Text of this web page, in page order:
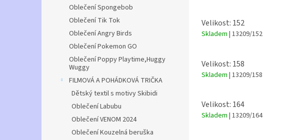
Oblečení Spongebob
Oblečení Tik Tok
Oblečení Angry Birds
Oblečení Pokemon GO
Oblečení Poppy Playtime,Huggy
Wuggy
FILMOVÁ A POHÁDKOVÁ TRIČKA
Dětský textil s motivy Skibidi
Oblečení Labubu
Oblečení VENOM 2024
Oblečení Kouzelná beruška
Velikost: 152
Skladem | 13209/152
Velikost: 158
Skladem | 13209/158
Velikost: 164
Skladem | 13209/164